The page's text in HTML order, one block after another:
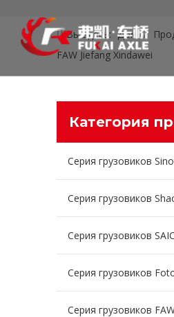
Вы здесь: Дом /
FAW Jiefang Xindawei
Категория
Серия грузовиков
Серия грузовиков
Серия грузовиков
Серия грузовиков